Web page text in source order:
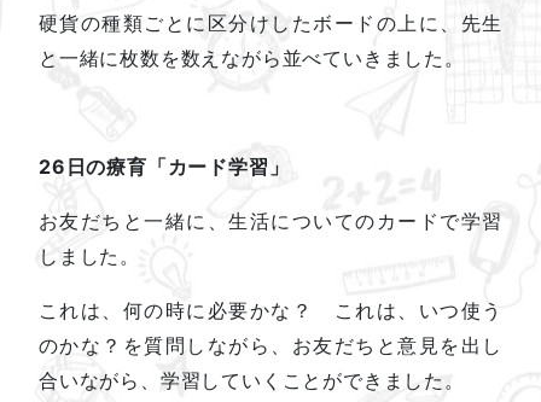
硬貨の種類ごとに区分けしたボードの上に、先生
と一緒に枚数を数えながら並べていきました。
26日の療育「カード学習」
お友だちと一緒に、生活についてのカードで学習
しました。
これは、何の時に必要かな？ これは、いつ使う
のかな？を質問しながら、お友だちと意見を出し
合いながら、学習していくことができました。